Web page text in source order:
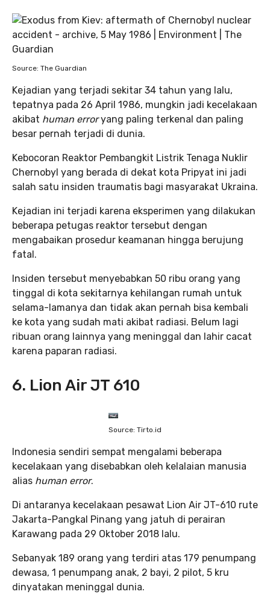
Source: The Guardian
Kejadian yang terjadi sekitar 34 tahun yang lalu,
tepatnya pada 26 April 1986, mungkin jadi kecelakaan
akibat human erroryang paling terkenal dan paling
besar pernah terjadi di dunia.
Kebocoran Reaktor Pembangkit Listrik Tenaga Nuklir
Chernobyl yang berada di dekat kota Pripyat ini jadi
salah satu insiden traumatis bagi masyarakat Ukraina.
Kejadian ini terjadi karena eksperimen yang dilakukan
beberapa petugas reaktor tersebut dengan
mengabaikan prosedur keamanan hingga berujung
fatal.
Insiden tersebut menyebabkan 50 ribu orang yang
tinggal di kota sekitarnya kehilangan rumah untuk
selama-lamanya dan tidak akan pernah bisa kembali
ke kota yang sudah mati akibat radiasi. Belum lagi
ribuan orang lainnya yang meninggal dan lahir cacat
karena paparan radiasi.
6. Lion Air JT 610
Source: Tirto.id
Indonesia sendiri sempat mengalami beberapa
kecelakaan yang disebabkan oleh kelalaian manusia
alias human error.
Di antaranya kecelakaan pesawat Lion Air JT-610 rute
Jakarta-Pangkal Pinang yang jatuh di perairan
Karawang pada 29 Oktober 2018 lalu.
Sebanyak 189 orang yang terdiri atas 179 penumpang
dewasa, 1 penumpang anak, 2 bayi, 2 pilot, 5 kru
dinyatakan meninggal dunia.